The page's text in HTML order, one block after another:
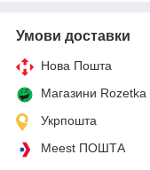
Умови доставки
Нова Пошта
Магазини Rozetka
Укрпошта
Meest ПОШТА